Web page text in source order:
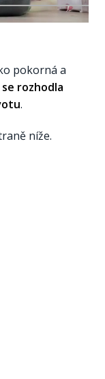
pokorná a
se rozhodla
.
níže.